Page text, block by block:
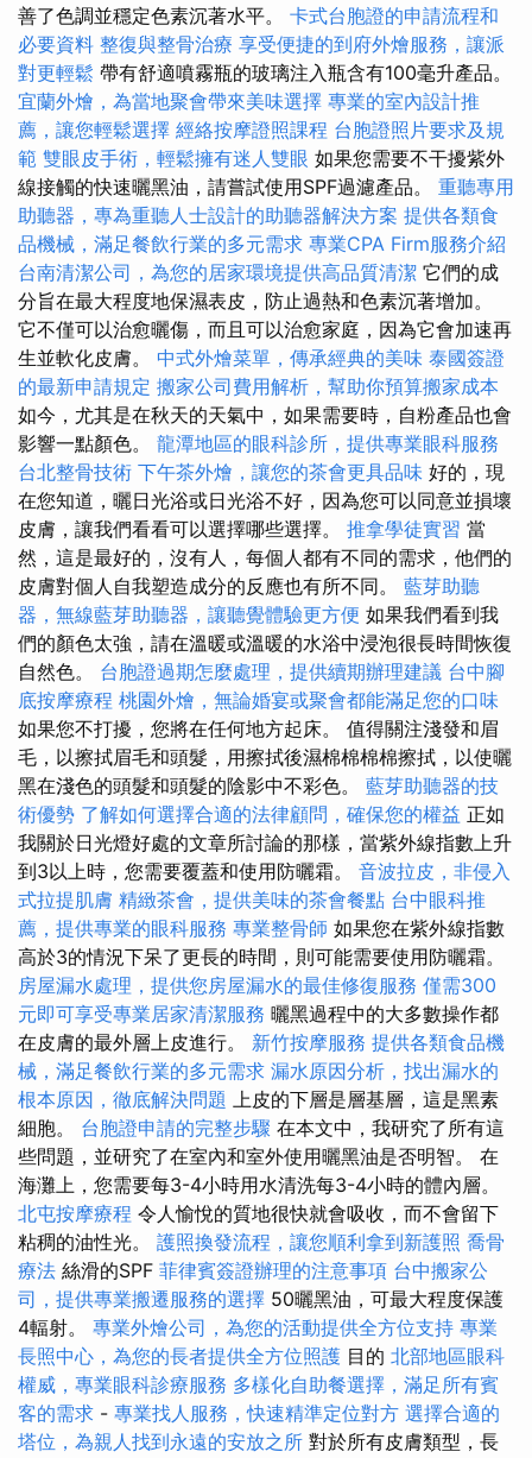
善了色調並穩定色素沉著水平。 卡式台胞證的申請流程和
必要資料 整復與整骨治療 享受便捷的到府外燴服務，讓派
對更輕鬆 帶有舒適噴霧瓶的玻璃注入瓶含有100毫升產品。
宜蘭外燴，為當地聚會帶來美味選擇 專業的室內設計推
薦，讓您輕鬆選擇 經絡按摩證照課程 台胞證照片要求及規
範 雙眼皮手術，輕鬆擁有迷人雙眼 如果您需要不干擾紫外
線接觸的快速曬黑油，請嘗試使用SPF過濾產品。 重聽專用
助聽器，專為重聽人士設計的助聽器解決方案 提供各類食
品機械，滿足餐飲行業的多元需求 專業CPA Firm服務介紹
台南清潔公司，為您的居家環境提供高品質清潔 它們的成
分旨在最大程度地保濕表皮，防止過熱和色素沉著增加。
它不僅可以治愈曬傷，而且可以治愈家庭，因為它會加速再
生並軟化皮膚。 中式外燴菜單，傳承經典的美味 泰國簽證
的最新申請規定 搬家公司費用解析，幫助你預算搬家成本
如今，尤其是在秋天的天氣中，如果需要時，自粉產品也會
影響一點顏色。 龍潭地區的眼科診所，提供專業眼科服務
台北整骨技術 下午茶外燴，讓您的茶會更具品味 好的，現
在您知道，曬日光浴或日光浴不好，因為您可以同意並損壞
皮膚，讓我們看看可以選擇哪些選擇。 推拿學徒實習 當
然，這是最好的，沒有人，每個人都有不同的需求，他們的
皮膚對個人自我塑造成分的反應也有所不同。 藍芽助聽
器，無線藍芽助聽器，讓聽覺體驗更方便 如果我們看到我
們的顏色太強，請在溫暖或溫暖的水浴中浸泡很長時間恢復
自然色。 台胞證過期怎麼處理，提供續期辦理建議 台中腳
底按摩療程 桃園外燴，無論婚宴或聚會都能滿足您的口味
如果您不打擾，您將在任何地方起床。 值得關注淺發和眉
毛，以擦拭眉毛和頭髮，用擦拭後濕棉棉棉棉擦拭，以使曬
黑在淺色的頭髮和頭髮的陰影中不彩色。 藍芽助聽器的技
術優勢 了解如何選擇合適的法律顧問，確保您的權益 正如
我關於日光燈好處的文章所討論的那樣，當紫外線指數上升
到3以上時，您需要覆蓋和使用防曬霜。 音波拉皮，非侵入
式拉提肌膚 精緻茶會，提供美味的茶會餐點 台中眼科推
薦，提供專業的眼科服務 專業整骨師 如果您在紫外線指數
高於3的情況下呆了更長的時間，則可能需要使用防曬霜。
房屋漏水處理，提供您房屋漏水的最佳修復服務 僅需300
元即可享受專業居家清潔服務 曬黑過程中的大多數操作都
在皮膚的最外層上皮進行。 新竹按摩服務 提供各類食品機
械，滿足餐飲行業的多元需求 漏水原因分析，找出漏水的
根本原因，徹底解決問題 上皮的下層是層基層，這是黑素
細胞。 台胞證申請的完整步驟 在本文中，我研究了所有這
些問題，並研究了在室內和室外使用曬黑油是否明智。 在
海灘上，您需要每3-4小時用水清洗每3-4小時的體內層。
北屯按摩療程 令人愉悅的質地很快就會吸收，而不會留下
粘稠的油性光。 護照換發流程，讓您順利拿到新護照 喬骨
療法 絲滑的SPF 菲律賓簽證辦理的注意事項 台中搬家公
司，提供專業搬遷服務的選擇 50曬黑油，可最大程度保護
4輻射。 專業外燴公司，為您的活動提供全方位支持 專業
長照中心，為您的長者提供全方位照護 目的 北部地區眼科
權威，專業眼科診療服務 多樣化自助餐選擇，滿足所有賓
客的需求 - 專業找人服務，快速精準定位對方 選擇合適的
塔位，為親人找到永遠的安放之所 對於所有皮膚類型，長